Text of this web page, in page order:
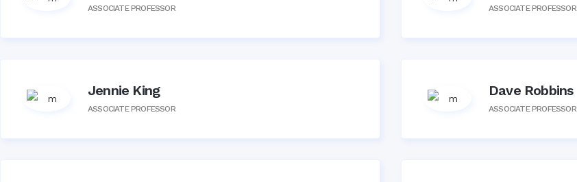
ASSOCIATE PROFESSOR ASSOCIATE PROFESSOR
Jennie King
ASSOCIATE PROFESSOR
Dave Robbins
ASSOCIATE PROFESSOR